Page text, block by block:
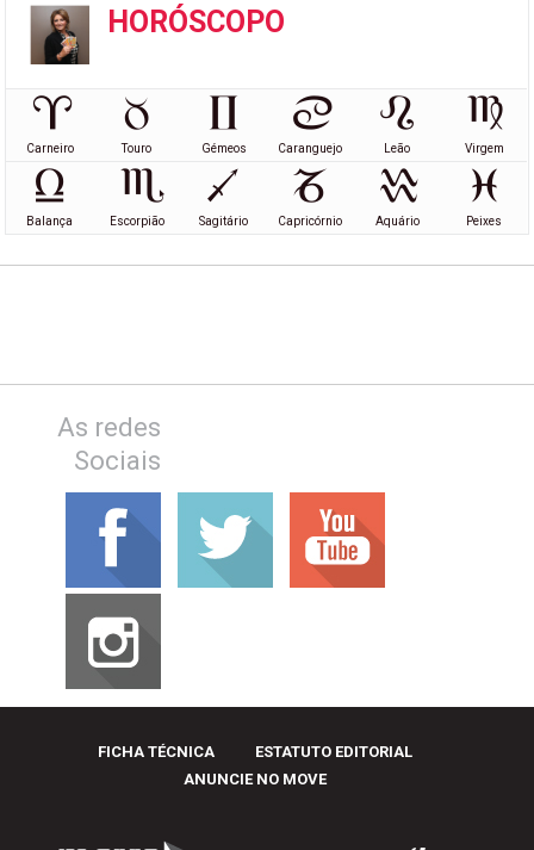
HORÓSCOPO
Carneiro Touro Gémeos Caranguejo Leão Virgem
Balança Escorpião Sagitário Capricórnio Aquário Peixes
As redes
Sociais
FICHA TÉCNICA
ESTATUTO EDITORIAL
ANUNCIE NO MOVE